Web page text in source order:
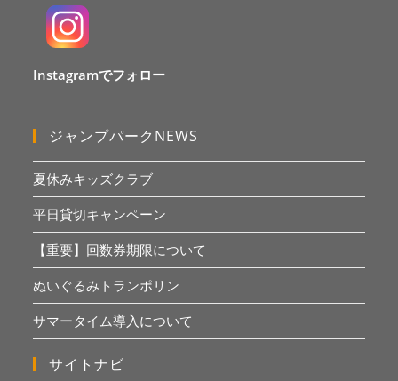
Instagramでフォロー
ジャンプパークNEWS
夏休みキッズクラブ
平日貸切キャンペーン
【重要】回数券期限について
ぬいぐるみトランポリン
サマータイム導入について
サイトナビ